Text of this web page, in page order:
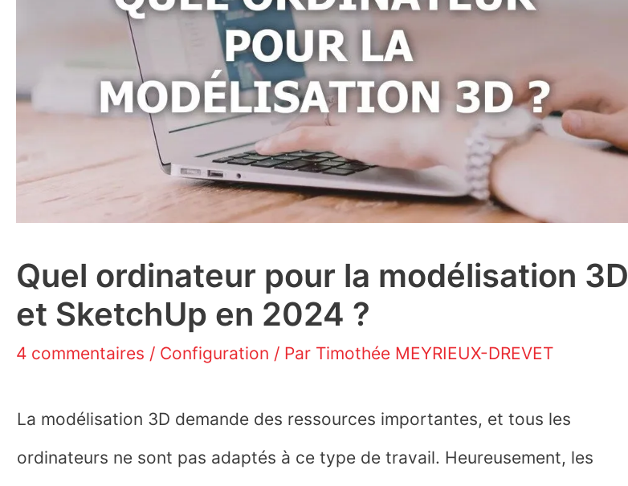
Quel ordinateur pour la modélisation 3D
et SketchUp en 2024 ?
4 commentaires / Configuration / Par Timothée MEYRIEUX-DREVET
La modélisation 3D demande des ressources importantes, et tous les
ordinateurs ne sont pas adaptés à ce type de travail. Heureusement, les